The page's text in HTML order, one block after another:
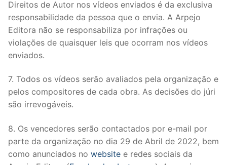
Direitos de Autor nos vídeos enviados é da exclusiva
responsabilidade da pessoa que o envia. A Arpejo
Editora não se responsabiliza por infrações ou
violações de quaisquer leis que ocorram nos vídeos
enviados.
7. Todos os vídeos serão avaliados pela organização e
pelos compositores de cada obra. As decisões do júri
são irrevogáveis.
8. Os vencedores serão contactados por e-mail por
parte da organização no dia 29 de Abril de 2022, bem
como anunciados no website e redes sociais da